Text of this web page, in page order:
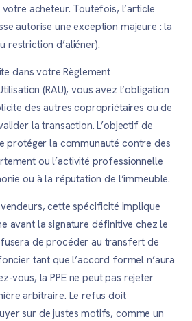
acheteur. Toutefois, l’article
autorise une exception majeure : la
restriction d’aliéner).
dans votre Règlement
(RAU), vous avez l’obligation
des autres copropriétaires ou de
la transaction. L’objectif de
protéger la communauté contre des
ou l’activité professionnelle
ou à la réputation de l’immeuble.
cette spécificité implique
avant la signature définitive chez le
de procéder au transfert de
tant que l’accord formel n’aura
vous, la PPE ne peut pas rejeter
arbitraire. Le refus doit
sur de justes motifs, comme un